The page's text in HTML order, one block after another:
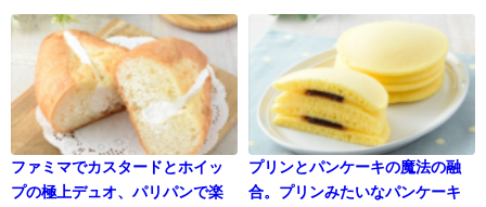
ファミマでカスタードとホイッ
プの極上デュオ、パリパンで楽
プリンとパンケーキの魔法の融
合。プリンみたいなパンケーキ